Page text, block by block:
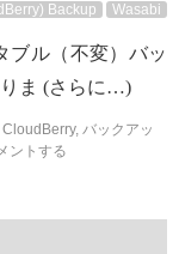
Backup
Wasabi
ブル（不変）バッ
ま (さらに…)
CloudBerry, バックアッ
ントする